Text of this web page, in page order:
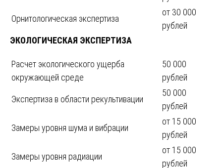
Орнитологическая экспертиза
от 30 000
рублей
ЭКОЛОГИЧЕСКАЯ ЭКСПЕРТИЗА
Расчет экологического ущерба
окружающей среде
50 000
рублей
Экспертиза в области рекультивации
50 000
рублей
Замеры уровня шума и вибрации
от 15 000
рублей
Замеры уровня радиации
от 15 000
рублей